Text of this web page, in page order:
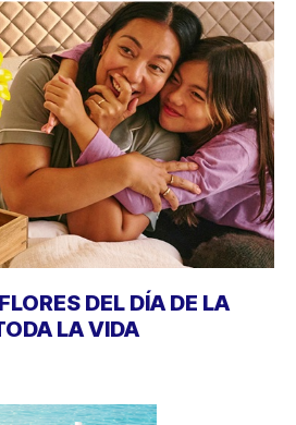
DEL DÍA DE LA
LA VIDA